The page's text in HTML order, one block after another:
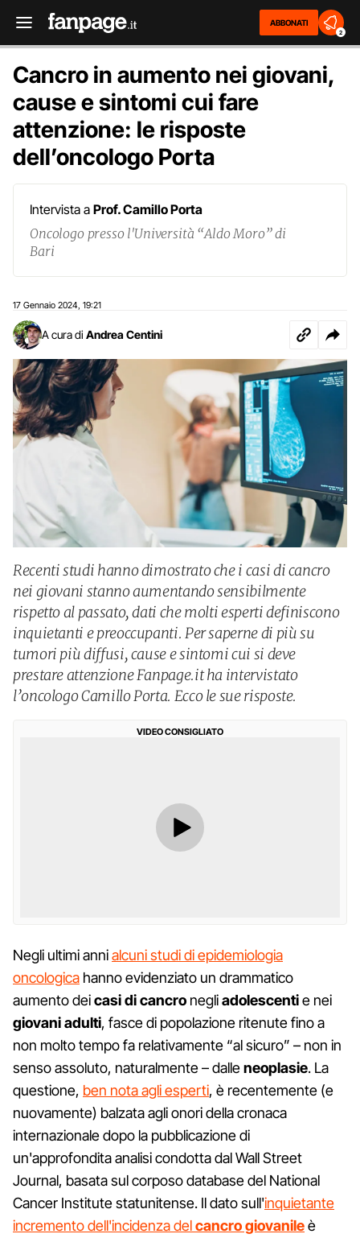
ABBONATI
2
Cancro in aumento nei giovani,
cause e sintomi cui fare
attenzione: le risposte
dell’oncologo Porta
Intervista a Prof. Camillo Porta
Oncologo presso l'Università “Aldo Moro” di
Bari
17 Gennaio 2024 19:21
A cura di Andrea Centini
Recenti studi hanno dimostrato che i casi di cancro
nei giovani stanno aumentando sensibilmente
rispetto al passato, dati che molti esperti definiscono
inquietanti e preoccupanti. Per saperne di più su
tumori più diffusi, cause e sintomi cui si deve
prestare attenzione Fanpage.it ha intervistato
l’oncologo Camillo Porta. Ecco le sue risposte.
VIDEO CONSIGLIATO
Negli ultimi annialcuni studi di epidemiologia
oncologica hanno evidenziato un drammatico
aumento deicasi di cancro negliadolescentie nei
giovani adulti, fasce di popolazione ritenute fino a
non molto tempo fa relativamente “al sicuro” – non in
senso assoluto, naturalmente – dalleneoplasie. La
questione, ben nota agli esperti, è recentemente (e
nuovamente) balzata agli onori della cronaca
internazionale dopo la pubblicazione di
un'approfondita analisi condotta dal Wall Street
Journal, basata sul corposo database del National
Cancer Institute statunitense. Il dato sull'inquietante
incremento dell'incidenza delcancro giovanileè